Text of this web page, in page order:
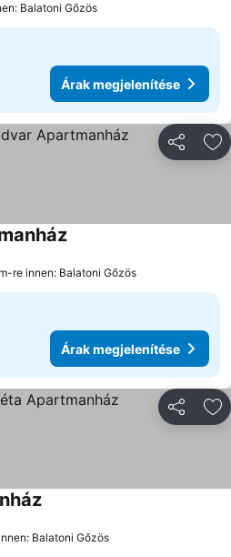
Balatoni Gőzös
Árak megjelenítése
Árak megjelenítése
re innen: Balatoni Gőzös
Árak megjelenítése
Árak megjelenítése
Balatoni Gőzös